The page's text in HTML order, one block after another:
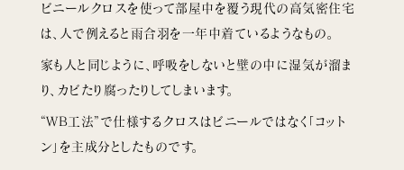
ビニールクロスを使って部屋中を覆う現代の高気密住宅
は、人で例えると雨合羽を一年中着ているようなもの。
家も人と同じように、呼吸をしないと壁の中に湿気が溜ま
り、カビたり腐ったりしてしまいます。
“WB工法”で仕様するクロスはビニールではなく「コット
ン」を主成分としたものです。